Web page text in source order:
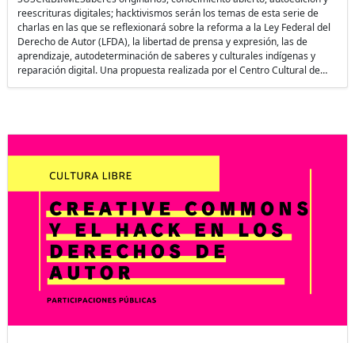
reescrituras digitales; hacktivismos serán los temas de esta serie de
charlas en las que se reflexionará sobre la reforma a la Ley Federal del
Derecho de Autor (LFDA), la libertad de prensa y expresión, las de
aprendizaje, autodeterminación de saberes y culturales indígenas y
reparación digital. Una propuesta realizada por el Centro Cultural de…